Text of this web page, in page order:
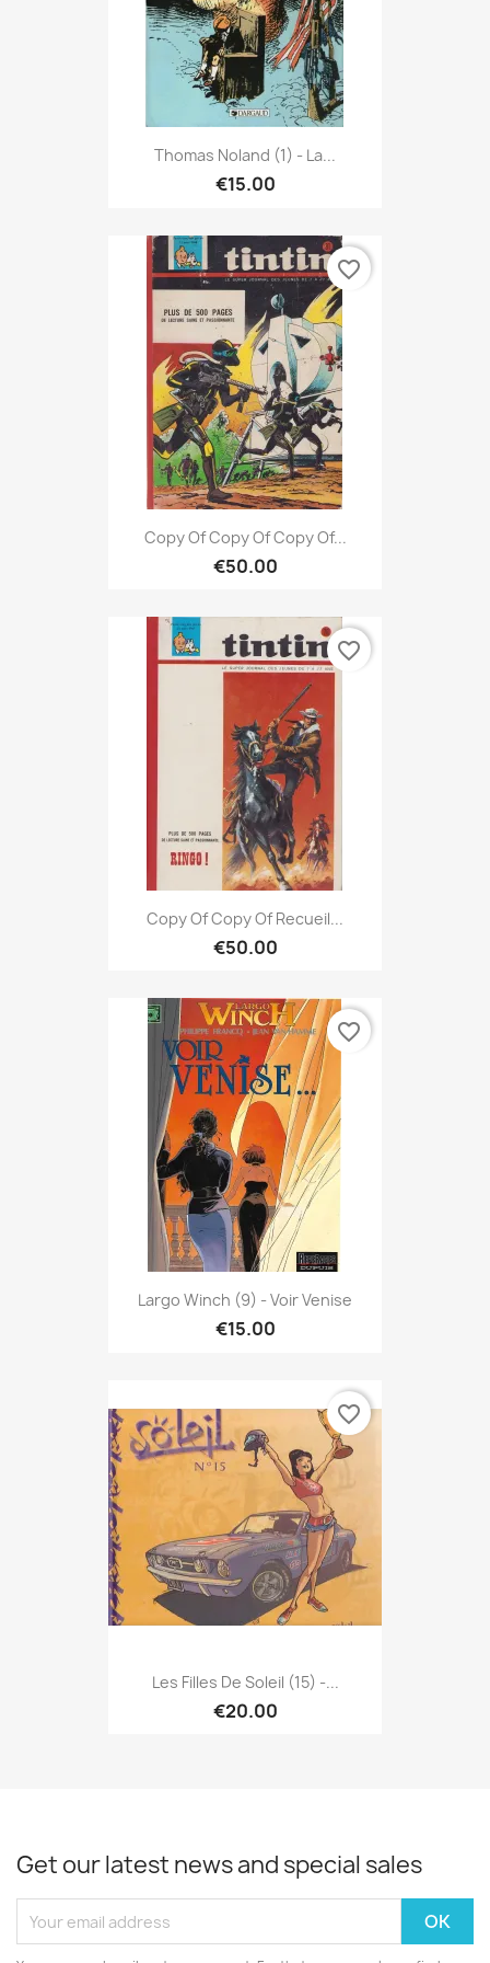
Thomas Noland (1) - La...
€15.00
Copy Of Copy Of Copy Of...
€50.00
favorite_border
Copy Of Copy Of Recueil...
€50.00
favorite_border
Largo Winch (9) - Voir Venise
€15.00
favorite_border
Les Filles De Soleil (15) -...
€20.00
favorite_border
Get our latest news and special sales